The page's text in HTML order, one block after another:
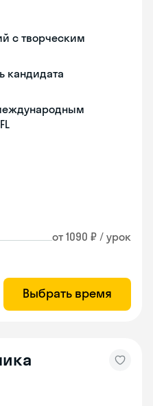
с творческим
кандидата
от 1090 ₽ / урок
Выбрать время